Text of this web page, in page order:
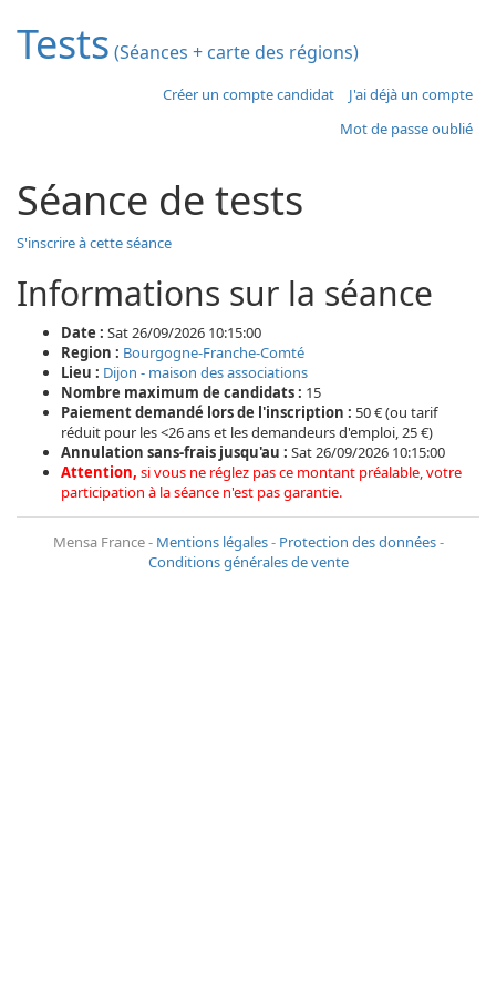
Tests (Séances + carte des régions)
Créer un compte candidat
J'ai déjà un compte
Mot de passe oublié
Séance de tests
S'inscrire à cette séance
Informations sur la séance
Date : Sat 26/09/2026 10:15:00
Region : Bourgogne-Franche-Comté
Lieu : Dijon - maison des associations
Nombre maximum de candidats : 15
Paiement demandé lors de l'inscription : 50 € (ou tarif
réduit pour les <26 ans et les demandeurs d'emploi, 25 €)
Annulation sans-frais jusqu'au : Sat 26/09/2026 10:15:00
Attention, si vous ne réglez pas ce montant préalable, votre
participation à la séance n'est pas garantie.
Mensa France - Mentions légales- Protection des données-
Conditions générales de vente